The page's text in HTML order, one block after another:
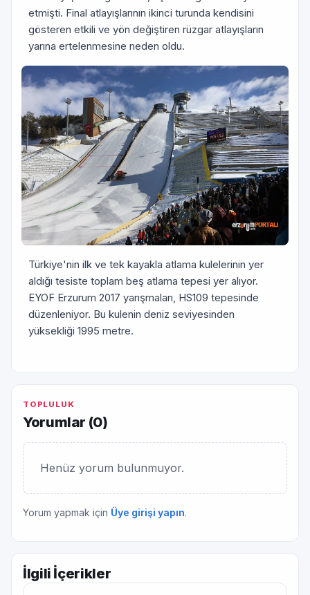
etmişti. Final atlayışlarının ikinci turunda kendisini
gösteren etkili ve yön değiştiren rüzgar atlayışların
yarına ertelenmesine neden oldu.
Türkiye'nin ilk ve tek kayakla atlama kulelerinin yer
aldığı tesiste toplam beş atlama tepesi yer alıyor.
EYOF Erzurum 2017 yarışmaları, HS109 tepesinde
düzenleniyor. Bu kulenin deniz seviyesinden
yüksekliği 1995 metre.
TOPLULUK
Yorumlar (0)
Henüz yorum bulunmuyor.
Yorum yapmak için Üye girişi yapın.
İlgili İçerikler